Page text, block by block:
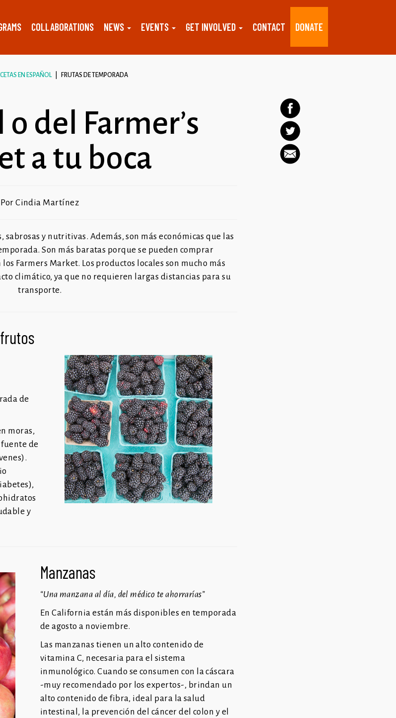
COLLABORATIONS NEWS EVENTS GET INVOLVED CONTACT DONATE
EN ESPAÑOL FRUTAS DE TEMPORADA
del Farmer’s
a tu boca
Por Cindia Martínez
sabrosasy nutritivas. Además, son más económicas que las
Son más baratas porque se pueden comprar
Farmers Market. Los productos locales son mucho más
climático, ya que no requieren largas distancias para su
transporte.
de
moras,
de
y
Manzanas
“Una manzana al día, del médico te ahorrarías”
En California están más disponibles en temporada
de agosto a noviembre.
Las manzanas tienen un alto contenido de
vitamina C, necesaria para el sistema
inmunológico. Cuando se consumen con la cáscara
-muy recomendado por losexpertos-, brindan un
alto contenido de fibra, ideal para la salud
intestinal, la prevención del cáncer del colon y el